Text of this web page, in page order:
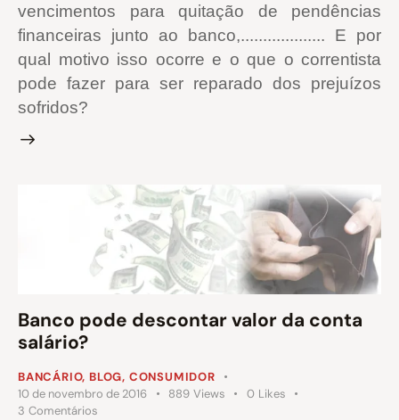
vencimentos para quitação de pendências
financeiras junto ao banco,................... E por
qual motivo isso ocorre e o que o correntista
pode fazer para ser reparado dos prejuízos
sofridos?
Banco pode descontar valor da conta
salário?
BANCÁRIO, BLOG, CONSUMIDOR
10 de novembro de 2016
889 Views 0 Likes
3 Comentários